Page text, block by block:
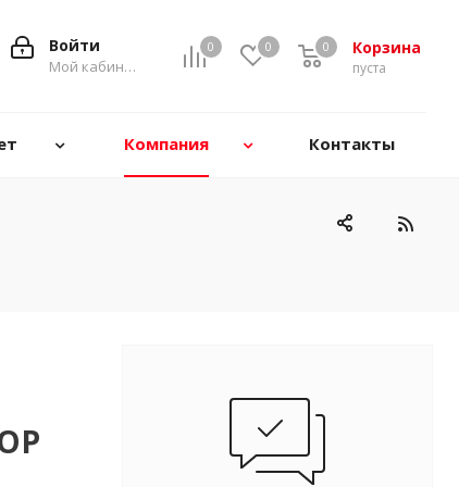
0 0 Корзина
0
пуста
0
Войти
Мой кабинет
Компания Контакты